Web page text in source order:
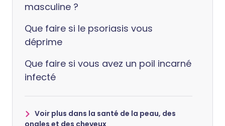
masculine ?
Que faire si le psoriasis vous
déprime
Que faire si vous avez un poil incarné
infecté
Voir plus dans la santé de la peau, des
ongles et des cheveux